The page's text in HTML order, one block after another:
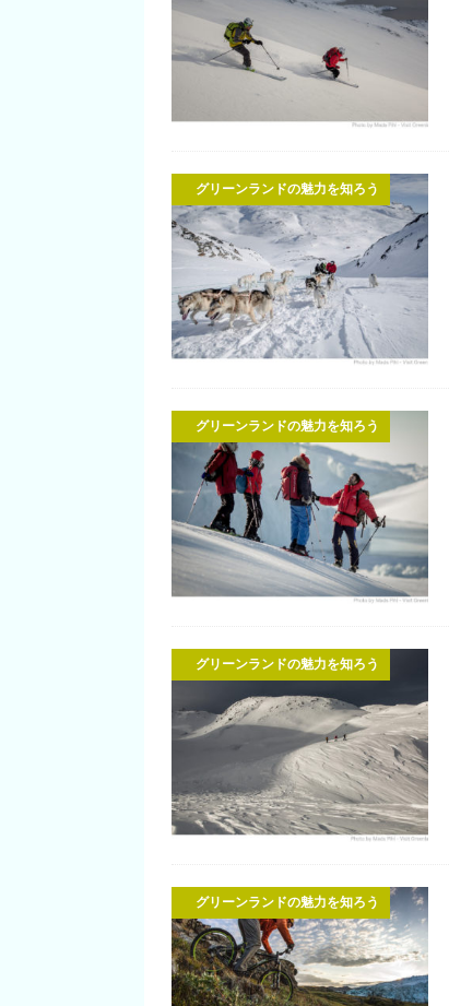
グリーンランドの魅力を知ろう
グリーンランドの魅力を知ろう
グリーンランドの魅力を知ろう
グリーンランドの魅力を知ろう